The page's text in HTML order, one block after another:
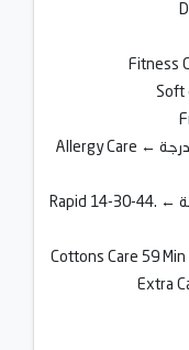
برنامج تعقيم ملابس الأطفال عند 60 درجة ← Allergy Care
البرنامج السريع في (14-30-44) دقيقة ← .Rapid 14-30-44